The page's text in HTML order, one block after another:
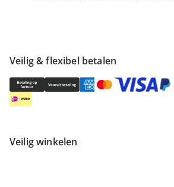
Veilig & flexibel betalen
Veilig winkelen